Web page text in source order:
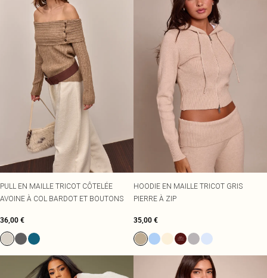
PULL EN MAILLE TRICOT CÔTELÉE
AVOINE À COL BARDOT ET BOUTONS
36,00 €
HOODIE EN MAILLE TRICOT GRIS
PIERRE À ZIP
35,00 €